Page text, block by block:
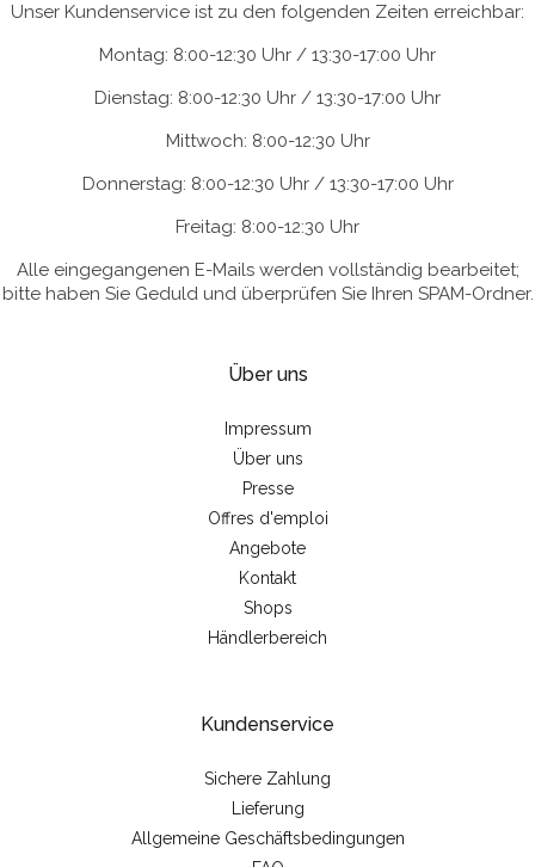
Unser Kundenservice ist zu den folgenden Zeiten erreichbar:
Montag: 8:00-12:30 Uhr / 13:30-17:00 Uhr
Dienstag: 8:00-12:30 Uhr / 13:30-17:00 Uhr
Mittwoch: 8:00-12:30 Uhr
Donnerstag: 8:00-12:30 Uhr / 13:30-17:00 Uhr
Freitag: 8:00-12:30 Uhr
Alle eingegangenen E-Mails werden vollständig bearbeitet;
bitte haben Sie Geduld und überprüfen Sie Ihren SPAM-Ordner.
Über uns
Impressum
Über uns
Presse
Offres d'emploi
Angebote
Kontakt
Shops
Händlerbereich
Kundenservice
Sichere Zahlung
Lieferung
Allgemeine Geschäftsbedingungen